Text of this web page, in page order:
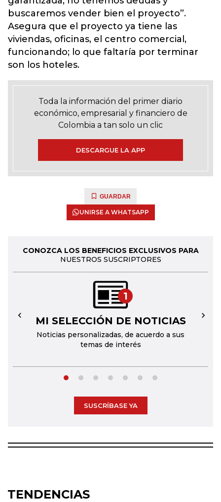
buscaremos vender bien el proyecto”.
Asegura que el proyecto ya tiene las
viviendas, oficinas, el centro comercial,
funcionando; lo que faltaría por terminar
son los hoteles.
Toda la información del primer diario
económico, empresarial y financiero de
Colombia a tan solo un clic
DESCARGUE LA APP
GUARDAR
UNIRSE A WHATSAPP
CONOZCA LOS BENEFICIOS EXCLUSIVOS PARA
NUESTROS SUSCRIPTORES
1
MI SELECCIÓN DE NOTICIAS
Noticias personalizadas, de acuerdo a sus
temas de interés
← →
SUSCRÍBASE YA
TENDENCIAS